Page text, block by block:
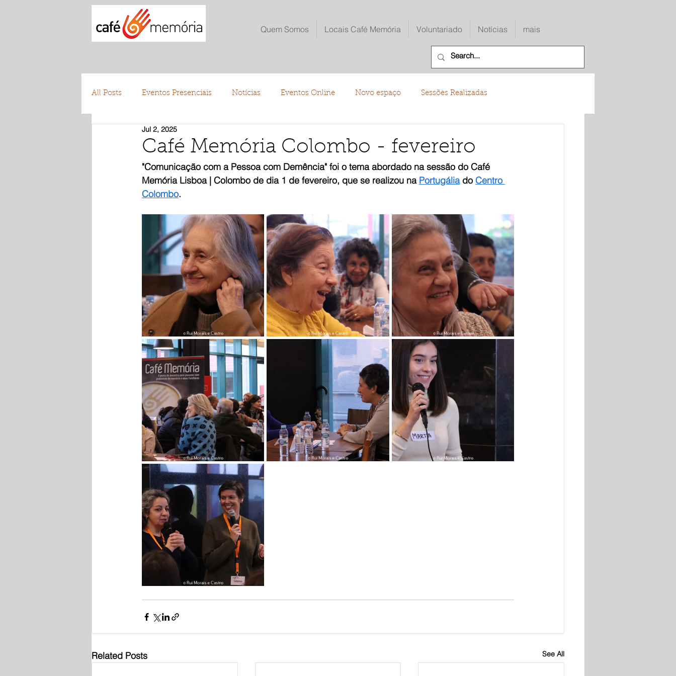
Quem Somos Locais Café Memória Voluntariado Notícias mais
All Posts Eventos Presenciais Notícias Eventos Online Novo espaço Sessões Realizadas
Testemunhos
Café Memória Colombo - fevereiro
Jul 2, 2025
"Comunicação com a Pessoa com Demência" foi o tema abordado na sessão do Café
Memória Lisboa | Colombo de dia 1 de fevereiro, que se realizou na Portugália do Centro
Colombo.
Related Posts See All